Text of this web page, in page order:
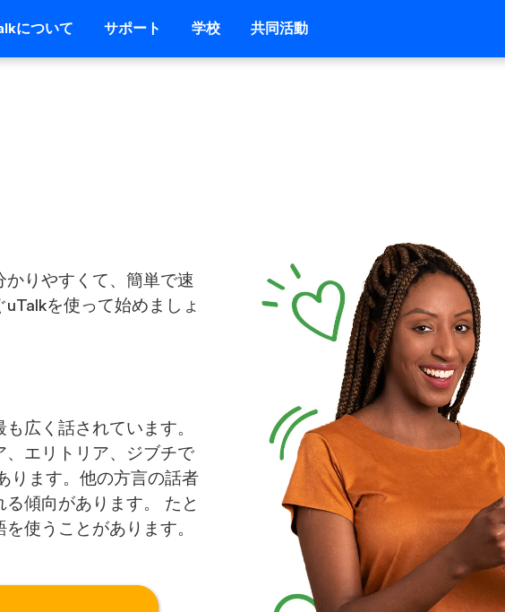
について サポート 学校 共同活動
りやすくて、簡単で速
を使って始めましょ
広く話されています。
、エリトリア、ジブチで
ります。他の方言の話者
傾向があります。 たと
使うことがあります。